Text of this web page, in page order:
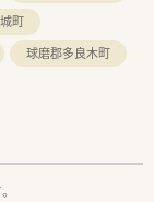
町
球磨郡多良木町